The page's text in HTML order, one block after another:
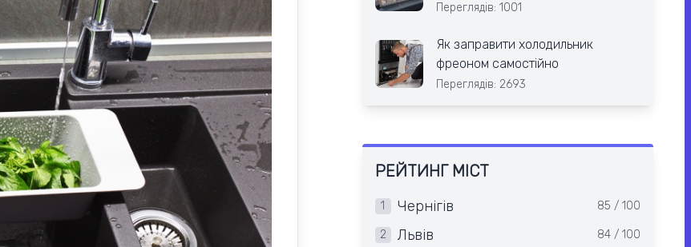
Переглядів: 1001
Як заправити холодильник
фреоном самостійно
Переглядів: 2693
РЕЙТИНГ МІСТ
1 Чернігів 85 / 100
2 Львів 84 / 100